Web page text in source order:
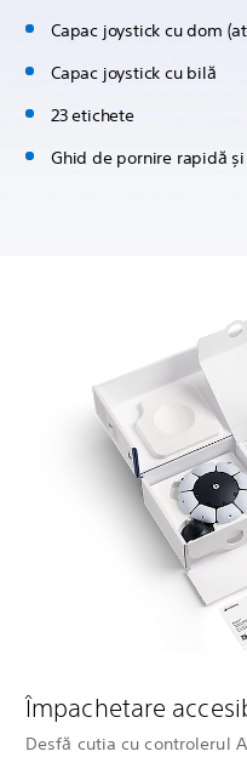
Capac joystick cu dom
Capac joystick cu bilă
23 etichete
Ghid de pornire rapidă
Împachetare
Desfă cutia cu controlerul